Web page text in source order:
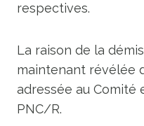
respectives.
La raison de la
maintenant révélée
adressée au Comité
PNC/R.